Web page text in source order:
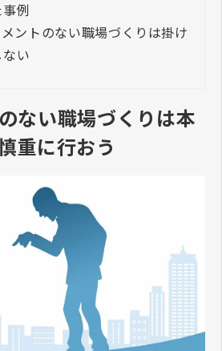
例
ントのない職場づくりは掛け
い
ない職場づくりは本
重に行おう